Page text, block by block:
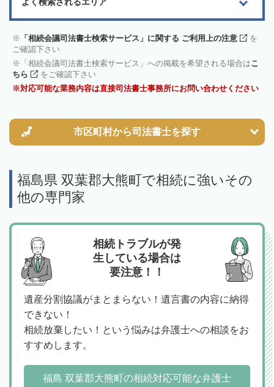
よく検索されるエリア
「相続会議司法書士検索サービス」に関する ご利用上の注意
を
ご確認下さい
「相続会議司法書士検索サービス」への掲載を希望される場合はこ
ちら
をご確認下さい
対応可能な業務内容は直接司法書士事務所にお問い合わせください
市区町村から司法書士を探す
福島県 双葉郡大熊町で相続に強いその
他の専門家
相続トラブルが発
生している場合は
要注意！！
遺産分割協議がまとまらない！遺言書の内容に納得
できない！
相続放棄したい！という悩みは弁護士への相談をお
すすめします。
福島 双葉郡大熊町の相続対応可能な弁護士